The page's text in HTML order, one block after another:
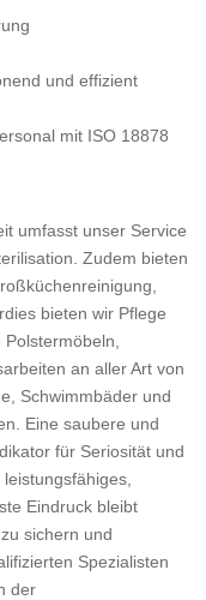
und effizient
mit ISO 18878
umfasst unser Service
Zudem bieten
bieten wir Pflege
an aller Art von
Schwimmbäder und
Eine saubere und
für Seriosität und
Eindruck bleibt
sichern und
Spezialisten
der